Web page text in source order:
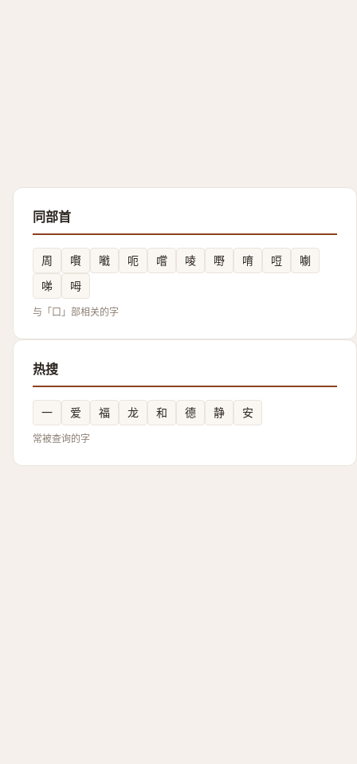
同部首
周 㘋 㘍 呃 嚐 㖫 嘢 唷 哣
㘌
㖒
呣
与「口」部相关的字
热搜
一 爱 福 龙 和 德 静 安
常被查询的字